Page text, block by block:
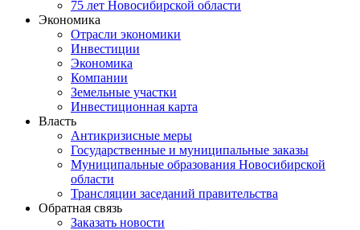
75 лет Новосибирской области
Экономика
Отрасли экономики
Инвестиции
Экономика
Компании
Земельные участки
Инвестиционная карта
Власть
Антикризисные меры
Государственные и муниципальные заказы
Муниципальные образования Новосибирской
области
Трансляции заседаний правительства
Обратная связь
Заказать новости